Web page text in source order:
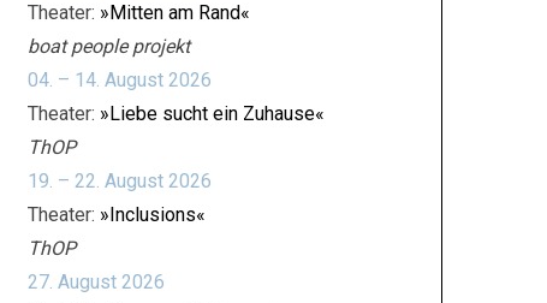
Theater: »Mitten am Rand«
boat people projekt
04. – 14. August 2026
Theater: »Liebe sucht ein Zuhause«
ThOP
19. – 22. August 2026
Theater: »Inclusions«
ThOP
27. August 2026